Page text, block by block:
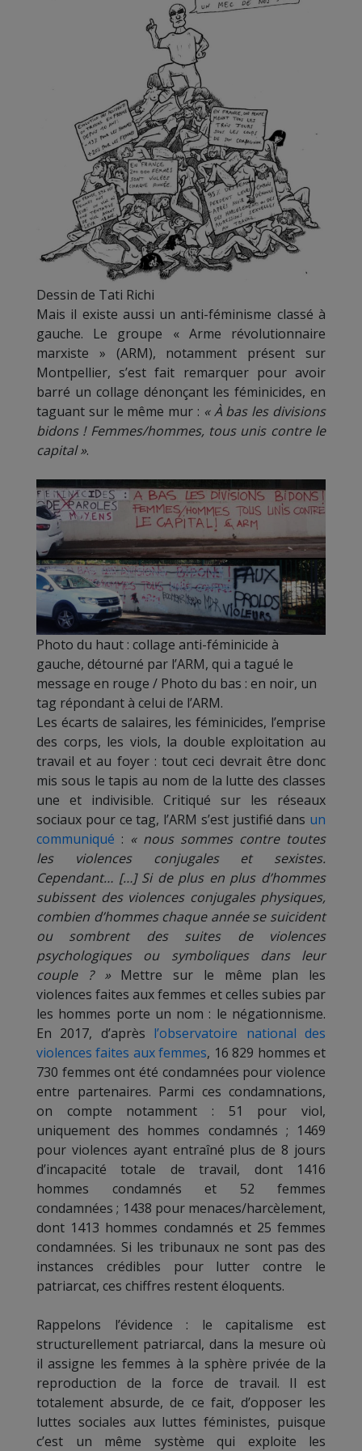
Dessin de Tati Richi
Mais il existe aussi un anti-féminisme classé à
gauche. Le groupe « Arme révolutionnaire
marxiste » (ARM), notamment présent sur
Montpellier, s’est fait remarquer pour avoir
barré un collage dénonçant les féminicides, en
taguant sur le même mur : « À bas les divisions
bidons ! Femmes/hommes, tous unis contre le
capital ».
Photo du haut : collage anti-féminicide à
gauche, détourné par l’ARM, qui a tagué le
message en rouge / Photo du bas : en noir, un
tag répondant à celui de l’ARM.
Les écarts de salaires, les féminicides, l’emprise
des corps, les viols, la double exploitation au
travail et au foyer : tout ceci devrait être donc
mis sous le tapis au nom de la lutte des classes
une et indivisible. Critiqué sur les réseaux
sociaux pour ce tag, l’ARM s’est justifié dans un
communiqué : « nous sommes contre toutes
les violences conjugales et sexistes.
Cependant… […] Si de plus en plus d’hommes
subissent des violences conjugales physiques,
combien d’hommes chaque année se suicident
ou sombrent des suites de violences
psychologiques ou symboliques dans leur
couple ? »Mettre sur le même plan les
violences faites aux femmes et celles subies par
les hommes porte un nom : le négationnisme.
En 2017, d’après l’observatoire national des
violences faites aux femmes, 16 829 hommes et
730 femmes ont été condamnées pour violence
entre partenaires. Parmi ces condamnations,
on compte notamment : 51 pour viol,
uniquement des hommes condamnés ; 1469
pour violences ayant entraîné plus de 8 jours
d’incapacité totale de travail, dont 1416
hommes condamnés et 52 femmes
condamnées ; 1438 pour menaces/harcèlement,
dont 1413 hommes condamnés et 25 femmes
condamnées. Si les tribunaux ne sont pas des
instances crédibles pour lutter contre le
patriarcat, ces chiffres restent éloquents.
Rappelons l’évidence : le capitalisme est
structurellement patriarcal, dans la mesure où
il assigne les femmes à la sphère privée de la
reproduction de la force de travail. Il est
totalement absurde, de ce fait, d’opposer les
luttes sociales aux luttes féministes, puisque
c’est un même système qui exploite les